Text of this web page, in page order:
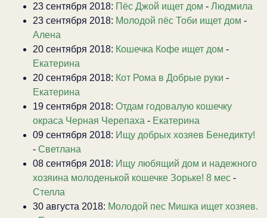
23 сентября 2018: Пёс Джой ищет дом - Людмила
23 сентября 2018: Молодой пёс Тоби ищет дом -
Алена
20 сентября 2018: Кошечка Кофе ищет дом -
Екатерина
20 сентября 2018: Кот Рома в Добрые руки -
Екатерина
19 сентября 2018: Отдам годовалую кошечку
окраса Черная Черепаха - Екатерина
09 сентября 2018: Ищу добрых хозяев Бенедикту!
- Светлана
08 сентября 2018: Ищу любящий дом и надежного
хозяина молоденькой кошечке Зорьке! 8 мес -
Стелла
30 августа 2018: Молодой пес Мишка ищет хозяев.